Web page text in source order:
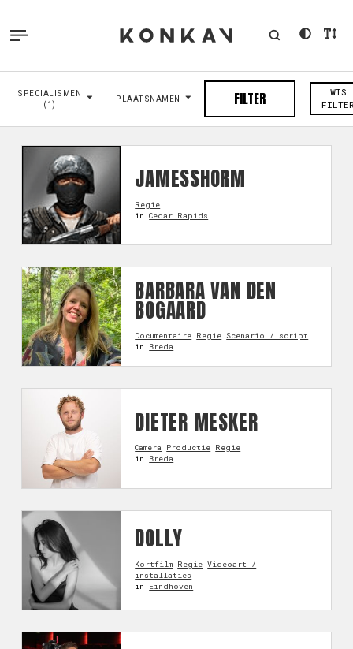
SPECIALISMEN
(1)
PLAATSNAMEN FILTER
WIS
JAMESSHORM
Regie
inCedar Rapids
BARBARA VAN DEN
BOGAARD
Documentaire Regie Scenario / script
in Breda
DIETER MESKER
Camera Productie Regie
in Breda
DOLLY
Kortfilm Regie Videoart /
installaties
in Eindhoven